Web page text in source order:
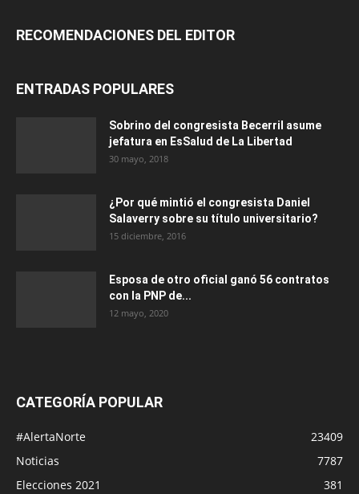
RECOMENDACIONES DEL EDITOR
ENTRADAS POPULARES
Sobrino del congresista Becerril asume
jefatura en EsSalud de La Libertad
30 mayo, 2018
¿Por qué mintió el congresista Daniel
Salaverry sobre su título universitario?
15 diciembre, 2016
Esposa de otro oficial ganó 56 contratos
con la PNP de...
12 mayo, 2020
CATEGORÍA POPULAR
#AlertaNorte
23409
Noticias
7787
Elecciones 2021
381